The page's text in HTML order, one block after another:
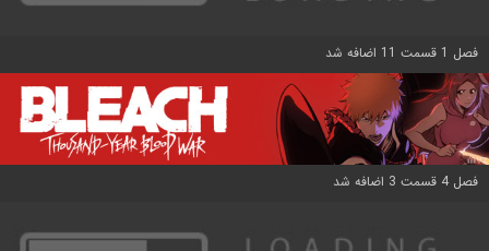
فصل 1 قسمت 11 اضافه شد
فصل 4 قسمت 3 اضافه شد